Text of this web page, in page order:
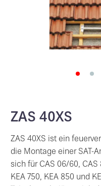
ZAS 40XS
ZAS 40XS ist ein
die Montage einer SAT-
sich für CAS 06/60, CAS
KEA 750, KEA 850 und